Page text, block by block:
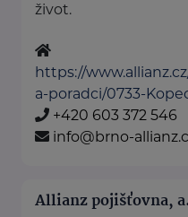
život.
https://
a-poradci/0733-
+420 603 372 546
info@brno-
Allianz pojišťovna,